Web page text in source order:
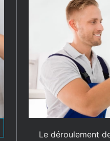
Le déroulement